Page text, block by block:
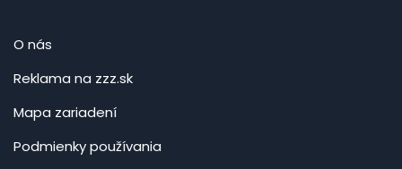
O nás
Reklama na zzz.sk
Mapa zariadení
Podmienky používania